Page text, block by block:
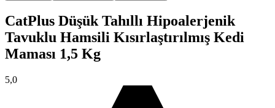
CatPlus Düşük Tahıllı Hipoalerjenik
Tavuklu Hamsili Kısırlaştırılmış Kedi
Maması 1,5 Kg
5,0